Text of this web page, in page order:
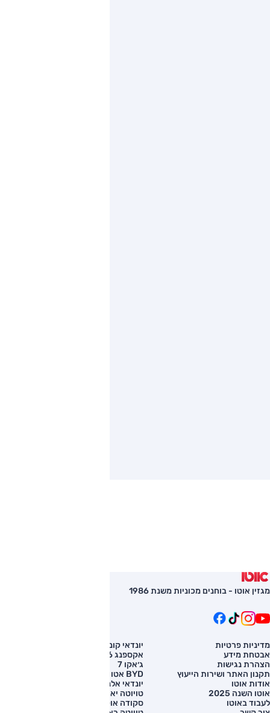
מגזין אוטו - בוחנים מכוניות משנת 1986
מדיניות פרטיות
אבטחת מידע
הצהרת נגישות
תקנון האתר ושירות הייעוץ
אודות אוטו
אוטו השנה 2025
לעבוד באוטו
יונדאי קונה
אקספנג G6
ג׳אקו 7
BYD אטו 3
יונדאי אלנטרה
טויוטה יאריס קרוס
סקודה אוקטביה